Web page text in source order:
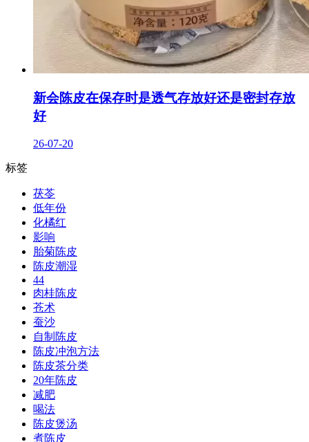
新会陈皮在保存时是透气存放好还是密封存放
好
26-07-20
标签
茯苓
低年份
化橘红
影响
胎菊陈皮
陈皮潮湿
44
肉桂陈皮
苍术
蚕沙
自制陈皮
陈皮冲泡方法
陈皮茶分类
20年陈皮
减肥
喝法
陈皮煲汤
煮陈皮